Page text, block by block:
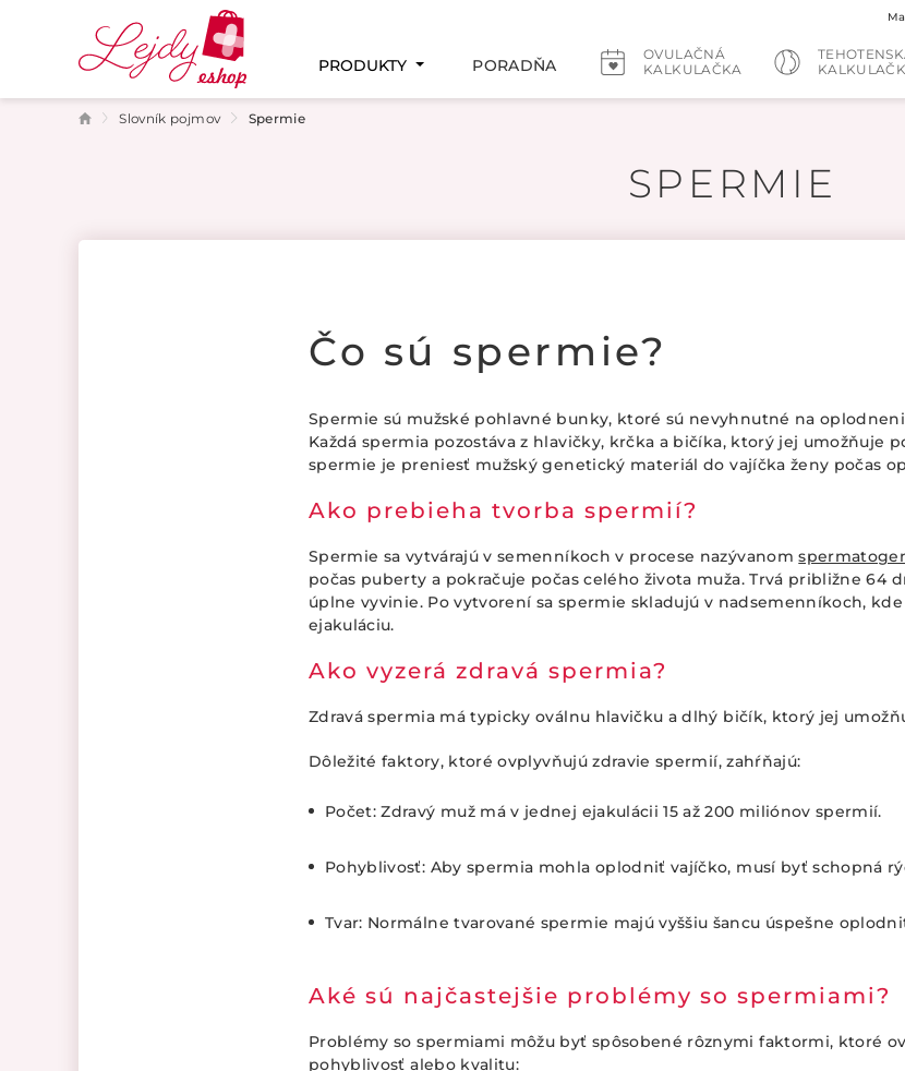
Slovník pojmov Spermie
SPERMIE
Čo sú spermie?
Spermie sú mužské pohlavné bunky, ktoré sú nevyhnutné na
Každá spermia pozostáva z hlavičky, krčka a bičíka, ktorý jej umožňuje
spermie je preniesť mužský genetický materiál do vajíčka ženy počas
Ako prebieha tvorba spermií?
Spermie sa vytvárajú v semenníkoch v procese nazývanom
počas puberty a pokračuje počas celého života muža. Trvá približne 64
úplne vyvinie. Po vytvorení sa spermie skladujú v nadsemenníkoch,
ejakuláciu.
Ako vyzerá zdravá spermia?
Zdravá spermia má typicky oválnu hlavičku a dlhý bičík, ktorý jej
Dôležité faktory, ktoré ovplyvňujú zdravie spermií, zahŕňajú:
Počet: Zdravý muž má v jednej ejakulácii 15 až 200 miliónov spermií.
Pohyblivosť: Aby spermia mohla oplodniť vajíčko, musí byť schopná
Tvar: Normálne tvarované spermie majú vyššiu šancu úspešne
Aké sú najčastejšie problémy so spermiami?
Problémy so spermiami môžu byť spôsobené rôznymi faktormi, ktoré
pohyblivosť alebo kvalitu:
PRODUKTY PORADŇA
OVULAČNÁ
KALKULAČKA